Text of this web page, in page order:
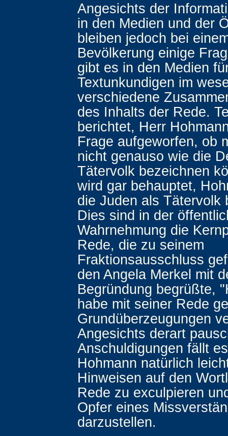
Angesichts der
in den Medien und der
bleiben jedoch bei
Bevölkerung einige
gibt es in den Medien
Textunkundigen im
verschiedene
des Inhalts der Rede.
berichtet, Herr
Frage aufgeworfen, ob
nicht genauso wie die
Tätervolk bezeichnen
wird gar behauptet,
die Juden als Tätervolk
Dies sind in der
Wahrnehmung die
Rede, die zu seinem
Fraktionsausschluss
den Angela Merkel mit
Begründung begrüßte,
habe mit seiner Rede
Grundüberzeugungen
Angesichts derart
Anschuldigungen fällt
Hohmann natürlich
Hinweisen auf den
Rede zu exculpieren
Opfer eines
darzustellen.